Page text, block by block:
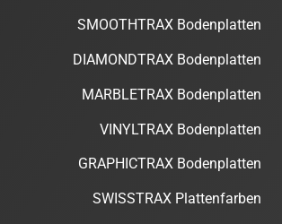
SMOOTHTRAX Bodenplatten
DIAMONDTRAX Bodenplatten
MARBLETRAX Bodenplatten
VINYLTRAX Bodenplatten
GRAPHICTRAX Bodenplatten
SWISSTRAX Plattenfarben